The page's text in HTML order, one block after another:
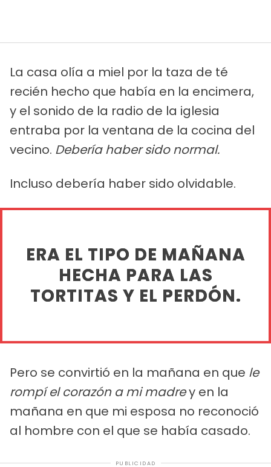
La casa olía a miel por la taza de té
recién hecho que había en la encimera,
y el sonido de la radio de la iglesia
entraba por la ventana de la cocina del
vecino. Debería haber sido normal.
Incluso debería haber sido olvidable.
ERA EL TIPO DE MAÑANA
HECHA PARA LAS
TORTITAS Y EL PERDÓN.
Pero se convirtió en la mañana en que le
rompí el corazón a mi madrey en la
mañana en que mi esposa no reconoció
al hombre con el que se había casado.
PUBLICIDAD